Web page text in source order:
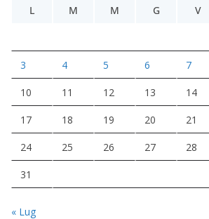
L
M M G V
3 4 5 6 7
10 11 12 13 14
17 18 19 20 21
24 25 26 27 28
31
« Lug